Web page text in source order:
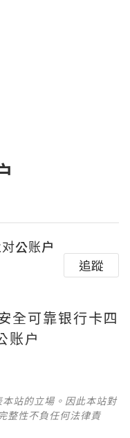
公账户
追蹤
全可靠银行卡四
账户
站的立場。因此本站對
整性不負任何法律責